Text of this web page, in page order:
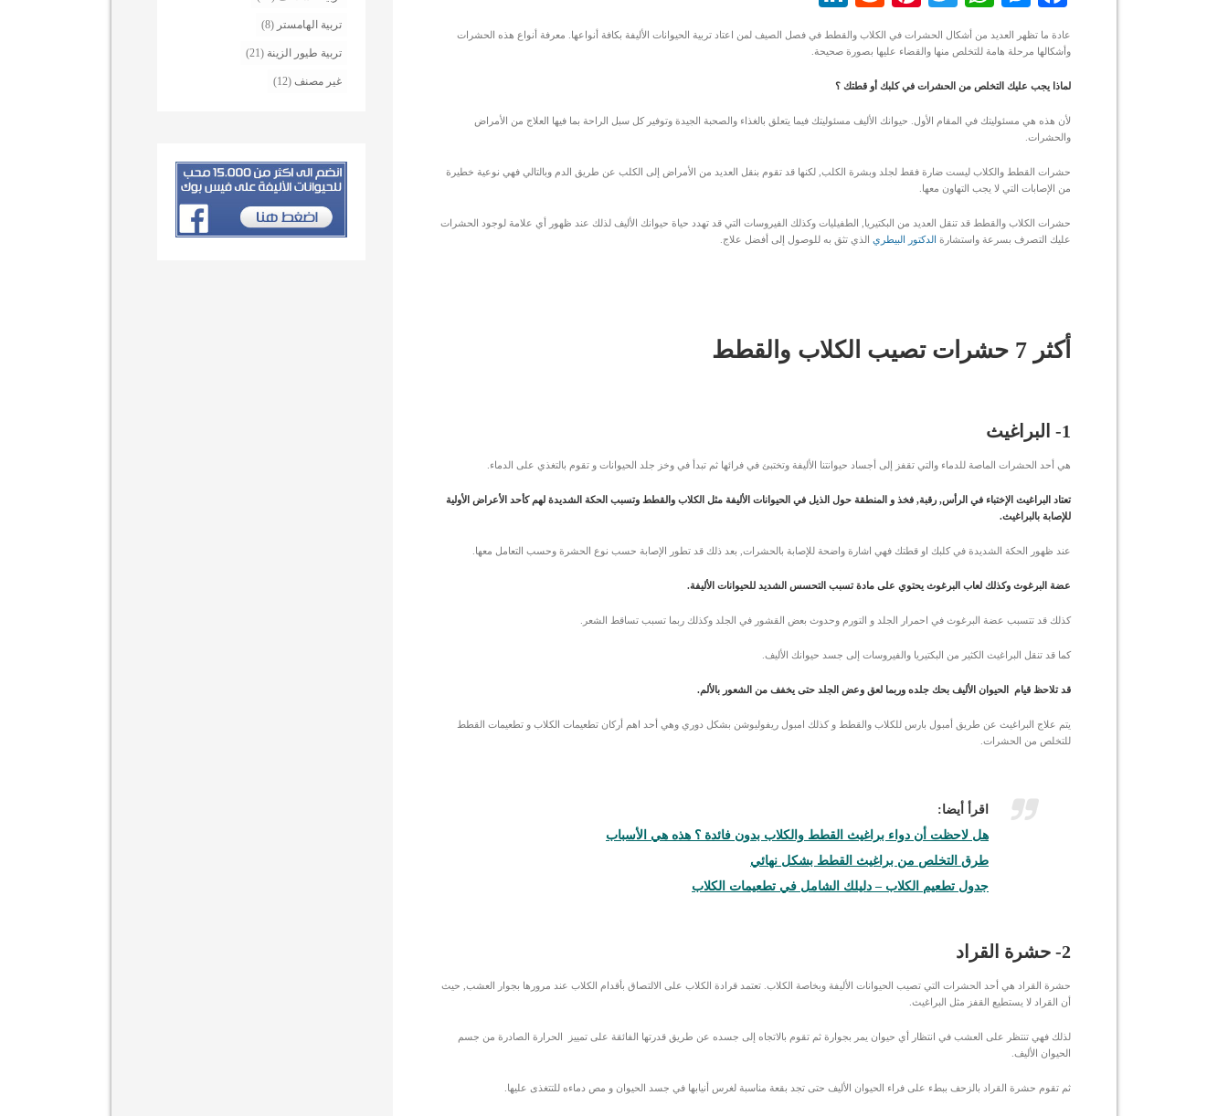
عادة ما تظهر العديد من أشكال الحشرات في الكلاب والقطط في فصل الصيف لمن اعتاد تربية الحيوانات الأليفة بكافة أنواعها. معرفة أنواع هذه الحشرات
وأشكالها مرحلة هامة للتخلص منها والقضاء عليها بصورة صحيحة.
لماذا يجب عليك التخلص من الحشرات في كلبك أو قطتك ؟
لأن هذه هي مسئوليتك في المقام الأول. حيوانك الأليف مسئوليتك فيما يتعلق بالغذاء والصحبة الجيدة وتوفير كل سبل الراحة بما فيها العلاج من الأمراض
والحشرات.
حشرات القطط والكلاب ليست ضارة فقط لجلد وبشرة الكلب, لكنها قد تقوم بنقل العديد من الأمراض إلى الكلب عن طريق الدم وبالتالي فهي نوعية خطيرة
من الإصابات التي لا يجب التهاون معها.
حشرات الكلاب والقطط قد تنقل العديد من البكتيريا, الطفيليات وكذلك الفيروسات التي قد تهدد حياة حيوانك الأليف لذلك عند ظهور أي علامة لوجود الحشرات
عليك التصرف بسرعة واستشارة الدكتور البيطري الذي تثق به للوصول إلى أفضل علاج.
أكثر 7 حشرات تصيب الكلاب والقطط
1- البراغيث
هي أحد الحشرات الماصة للدماء والتي تقفز إلى أجساد حيوانتنا الأليفة وتختبئ في فرائها ثم تبدأ في وخز جلد الحيوانات و تقوم بالتغذي على الدماء.
تعتاد البراغيث الإختباء في الرأس, رقبة, فخذ و المنطقة حول الذيل في الحيوانات الأليفة مثل الكلاب والقطط وتسبب الحكة الشديدة لهم كأحد الأعراض الأولية
للإصابة بالبراغيث.
عند ظهور الحكة الشديدة في كلبك او قطتك فهي اشارة واضحة للإصابة بالحشرات, بعد ذلك قد تطور الإصابة حسب نوع الحشرة وحسب التعامل معها.
عضة البرغوث وكذلك لعاب البرغوث يحتوي على مادة تسبب التحسس الشديد للحيوانات الأليفة.
كذلك قد تتسبب عضة البرغوث في احمرار الجلد و التورم وحدوث بعض القشور في الجلد وكذلك ربما تسبب تساقط الشعر.
كما قد تنقل البراغيث الكثير من البكتيريا والفيروسات إلى جسد حيوانك الأليف.
قد تلاحظ قيام الحيوان الأليف بحك جلده وربما لعق وعض الجلد حتى يخفف من الشعور بالألم.
يتم علاج البراغيث عن طريق أمبول بارس للكلاب والقطط و كذلك امبول ريفوليوشن بشكل دوري وهي أحد اهم أركان تطعيمات الكلاب و تطعيمات القطط
للتخلص من الحشرات.
اقرأ أيضا:
هل لاحظت أن دواء براغيث القطط والكلاب بدون فائدة ؟ هذه هي الأسباب
طرق التخلص من براغيث القطط بشكل نهائي
جدول تطعيم الكلاب – دليلك الشامل في تطعيمات الكلاب
2- حشرة القراد
حشرة القراد هي أحد الحشرات التي تصيب الحيوانات الأليفة وبخاصة الكلاب. تعتمد قرادة الكلاب على الالتصاق بأقدام الكلاب عند مرورها بجوار العشب, حيث
أن القراد لا يستطيع القفز مثل البراغيث.
لذلك فهي تنتظر على العشب في انتظار أي حيوان يمر بجوارة ثم تقوم بالاتجاه إلى جسده عن طريق قدرتها الفائقة على تمييز الحرارة الصادرة من جسم
الحيوان الأليف.
ثم تقوم حشرة القراد بالزحف ببطء على فراء الحيوان الأليف حتى تجد بقعة مناسبة لغرس أنيابها في جسد الحيوان و مص دماءه للتتغذى عليها.
تربية الهامستر (8)
تربية طيور الزينة (21)
غير مصنف (12)